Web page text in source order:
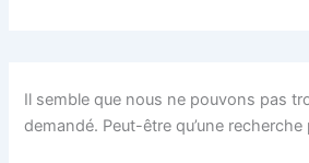
Il semble que nous ne pouvons pas
demandé. Peut-être qu’une recherche